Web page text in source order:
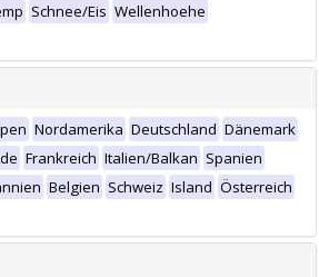
Schnee/Eis Wellenhoehe
Nordamerika Deutschland Dänemark
Frankreich Italien/Balkan Spanien
Belgien Schweiz Island Österreich